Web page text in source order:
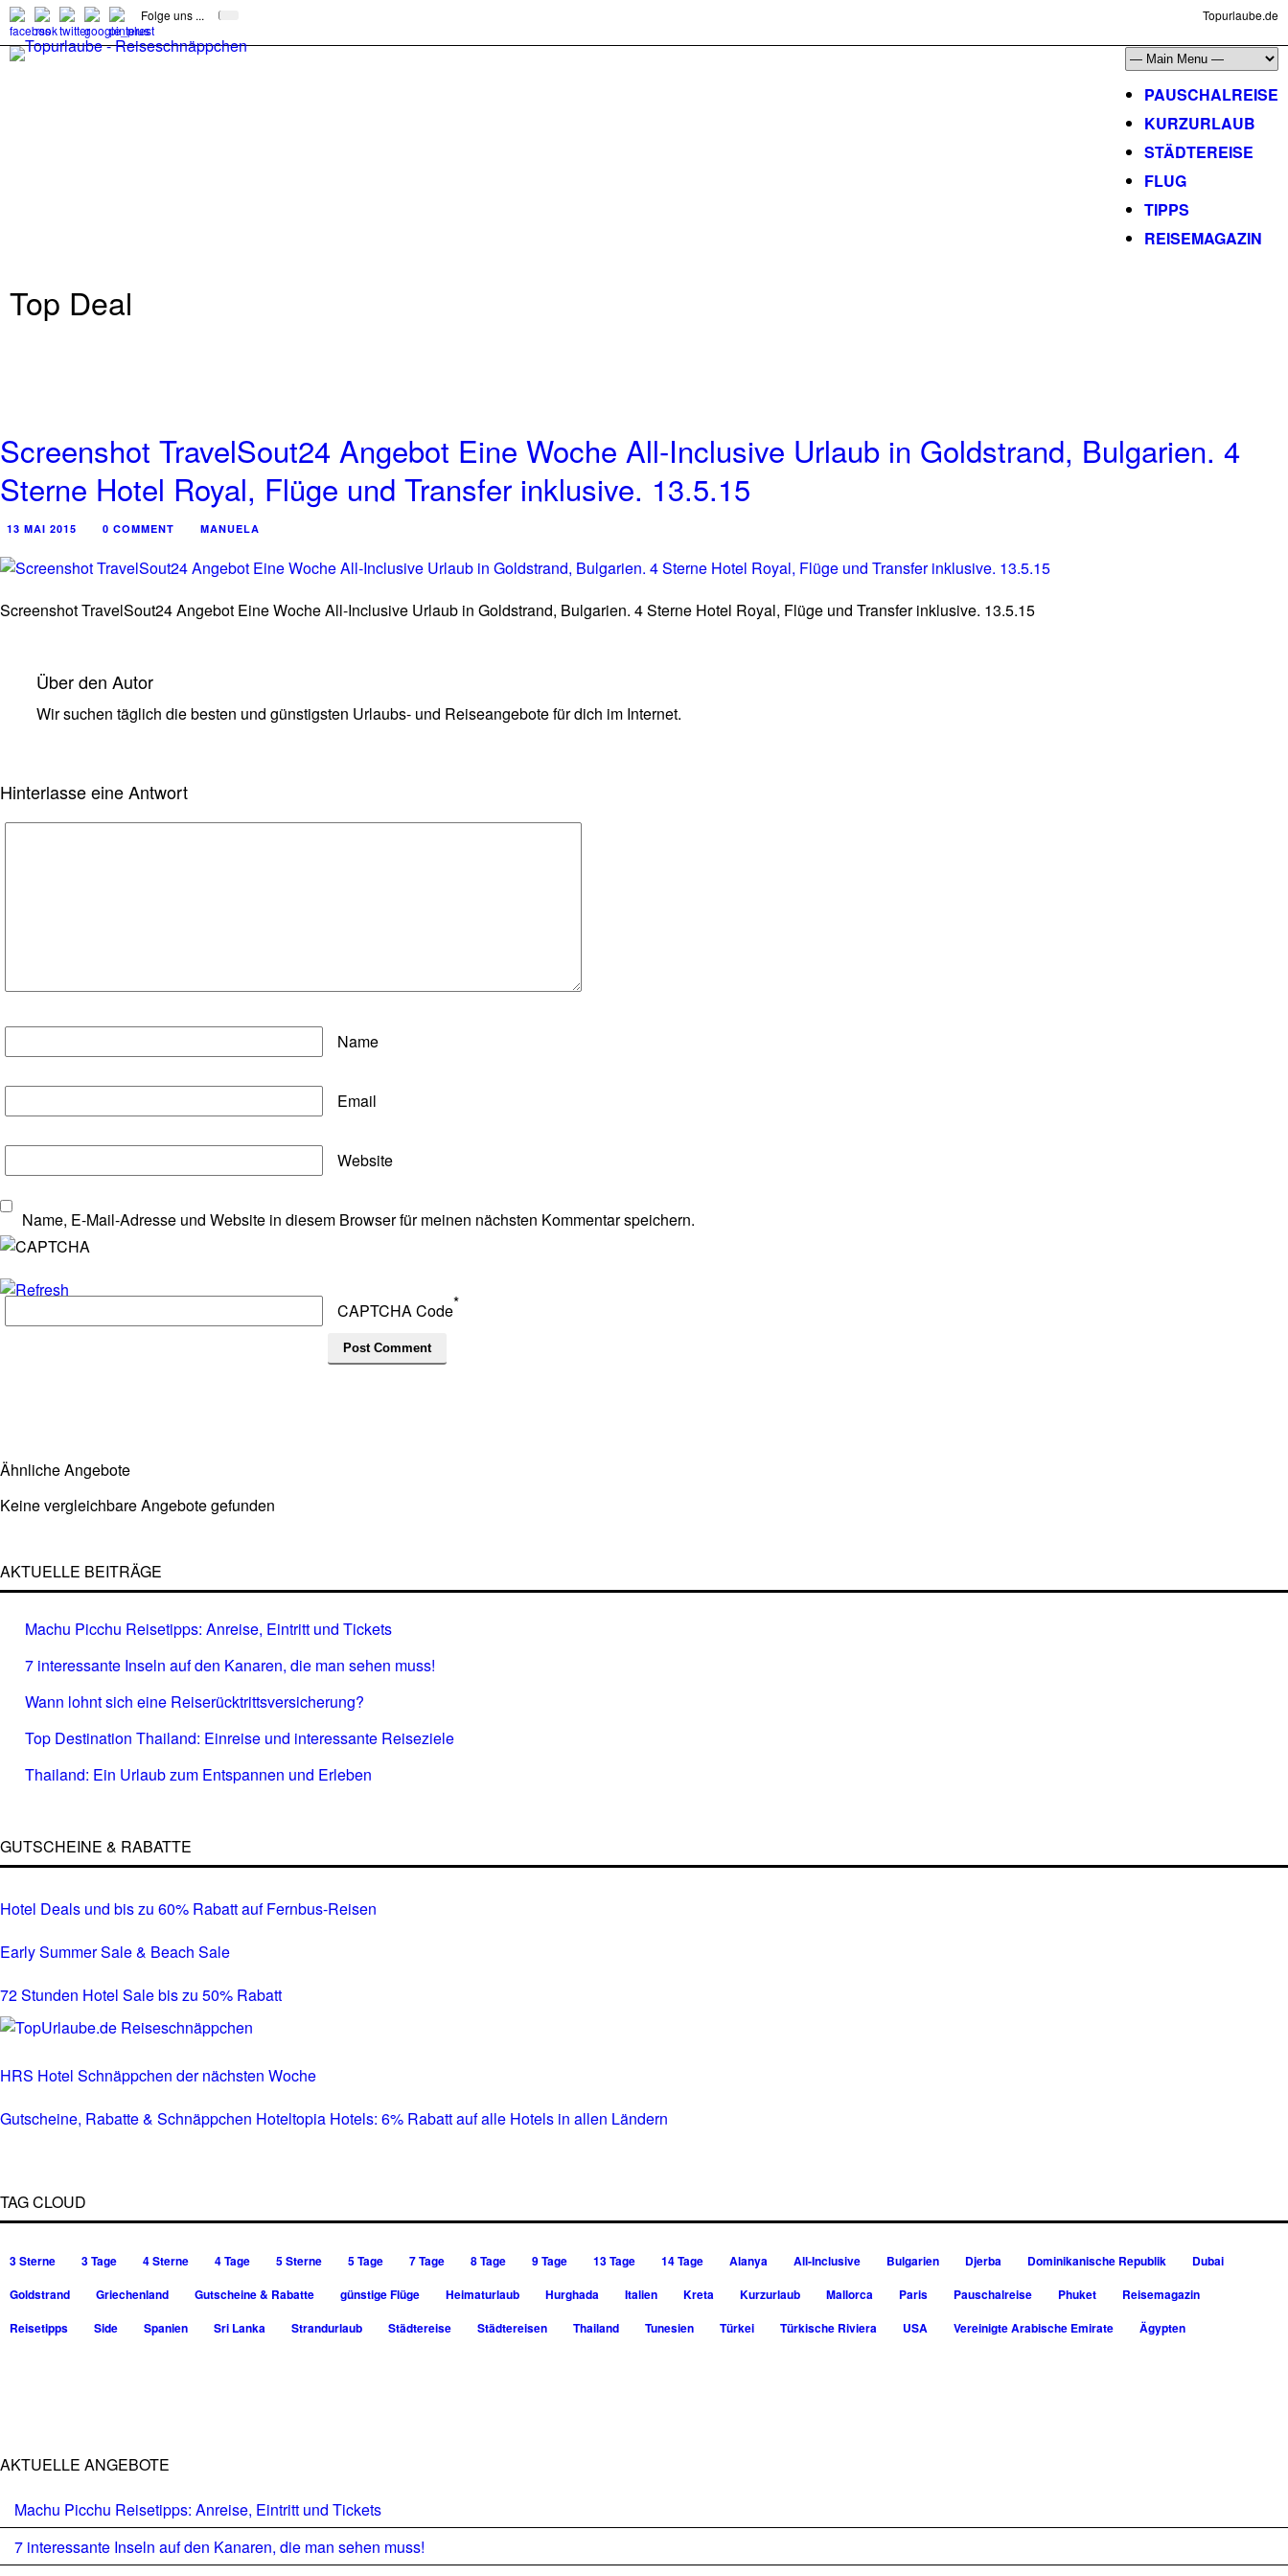
Folge uns ... Topurlaube.de
PAUSCHALREISE
KURZURLAUB
STÄDTEREISE
FLUG
TIPPS
REISEMAGAZIN
Top Deal
Screenshot TravelSout24 Angebot Eine Woche All-Inclusive Urlaub in Goldstrand, Bulgarien. 4
Sterne Hotel Royal, Flüge und Transfer inklusive. 13.5.15
13 MAI 2015 0 COMMENT MANUELA
Screenshot TravelSout24 Angebot Eine Woche All-Inclusive Urlaub in Goldstrand, Bulgarien. 4 Sterne Hotel Royal, Flüge und Transfer inklusive. 13.5.15
Über den Autor
Wir suchen täglich die besten und günstigsten Urlaubs- und Reiseangebote für dich im Internet.
Hinterlasse eine Antwort
Name
Email
Website
Name, E-Mail-Adresse und Website in diesem Browser für meinen nächsten Kommentar speichern.
CAPTCHA Code*
Ähnliche Angebote
Keine vergleichbare Angebote gefunden
AKTUELLE BEITRÄGE
Machu Picchu Reisetipps: Anreise, Eintritt und Tickets
7 interessante Inseln auf den Kanaren, die man sehen muss!
Wann lohnt sich eine Reiserücktrittsversicherung?
Top Destination Thailand: Einreise und interessante Reiseziele
Thailand: Ein Urlaub zum Entspannen und Erleben
GUTSCHEINE & RABATTE
Hotel Deals und bis zu 60% Rabatt auf Fernbus-Reisen
Early Summer Sale & Beach Sale
72 Stunden Hotel Sale bis zu 50% Rabatt
HRS Hotel Schnäppchen der nächsten Woche
Gutscheine, Rabatte & Schnäppchen Hoteltopia Hotels: 6% Rabatt auf alle Hotels in allen Ländern
TAG CLOUD
3 Sterne 3 Tage 4 Sterne 4 Tage 5 Sterne 5 Tage 7 Tage 8 Tage 9 Tage 13 Tage 14 Tage Alanya All-Inclusive Bulgarien Djerba Dominikanische Republik
Dubai
Goldstrand
Griechenland Gutscheine & Rabatte günstige Flüge Heimaturlaub Hurghada Italien Kreta Kurzurlaub Mallorca Paris Pauschalreise Phuket
Reisemagazin
Reisetipps
Side Spanien Sri Lanka Strandurlaub Städtereise Städtereisen Thailand Tunesien Türkei Türkische Riviera USA Vereinigte Arabische Emirate Ägypten
AKTUELLE ANGEBOTE
Machu Picchu Reisetipps: Anreise, Eintritt und Tickets
7 interessante Inseln auf den Kanaren, die man sehen muss!